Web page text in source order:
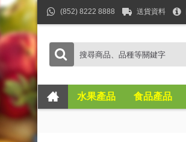
(852) 8222 8888 送貨資料
水果產品 食品產品